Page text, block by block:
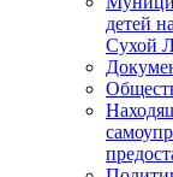
детей
Сухой